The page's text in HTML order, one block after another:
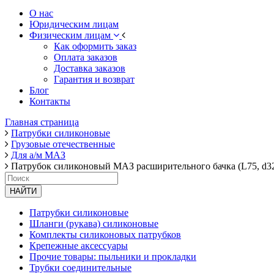
О нас
Юридическим лицам
Физическим лицам
Как оформить заказ
Оплата заказов
Доставка заказов
Гарантия и возврат
Блог
Контакты
Главная страница
Патрубки силиконовые
Грузовые отечественные
Для а/м МАЗ
Патрубок силиконовый МАЗ расширительного бачка (L75,
НАЙТИ
Патрубки силиконовые
Шланги (рукава) силиконовые
Комплекты силиконовых патрубков
Крепежные аксессуары
Прочие товары: пыльники и прокладки
Трубки соединительные